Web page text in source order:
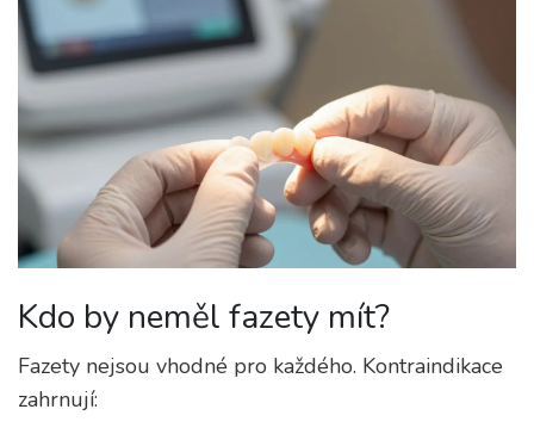
Kdo by neměl fazety mít?
Fazety nejsou vhodné pro každého. Kontraindikace
zahrnují: